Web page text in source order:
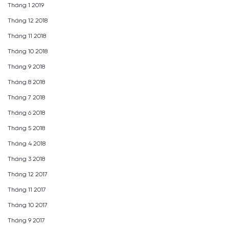
Tháng 1 2019
Tháng 12 2018
Tháng 11 2018
Tháng 10 2018
Tháng 9 2018
Tháng 8 2018
Tháng 7 2018
Tháng 6 2018
Tháng 5 2018
Tháng 4 2018
Tháng 3 2018
Tháng 12 2017
Tháng 11 2017
Tháng 10 2017
Tháng 9 2017